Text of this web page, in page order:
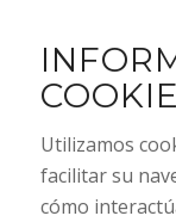
Utilizamos
facilitar su
cómo